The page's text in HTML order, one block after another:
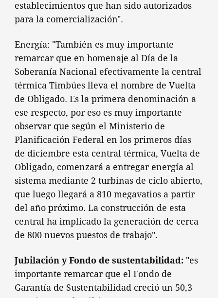
establecimientos que han sido autorizados
para la comercialización".
Energía: "También es muy importante
remarcar que en homenaje al Día de la
Soberanía Nacional efectivamente la central
térmica Timbúes lleva el nombre de Vuelta
de Obligado. Es la primera denominación a
ese respecto, por eso es muy importante
observar que según el Ministerio de
Planificación Federal en los primeros días
de diciembre esta central térmica, Vuelta de
Obligado, comenzará a entregar energía al
sistema mediante 2 turbinas de ciclo abierto,
que luego llegará a 810 megavatios a partir
del año próximo. La construcción de esta
central ha implicado la generación de cerca
de 800 nuevos puestos de trabajo".
Jubilación y Fondo de sustentabilidad: "es
importante remarcar que el Fondo de
Garantía de Sustentabilidad creció un 50,3